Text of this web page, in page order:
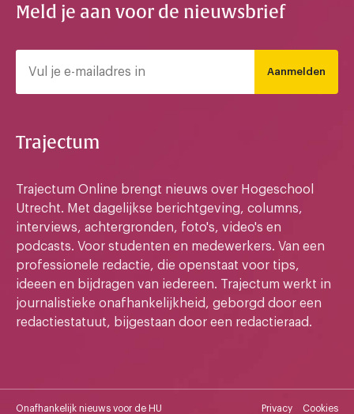
Meld je aan voor de nieuwsbrief
Aanmelden
Trajectum
Trajectum Online brengt nieuws over Hogeschool
Utrecht. Met dagelijkse berichtgeving, columns,
interviews, achtergronden, foto's, video's en
podcasts. Voor studenten en medewerkers. Van een
professionele redactie, die openstaat voor tips,
ideeen en bijdragen van iedereen. Trajectum werkt in
journalistieke onafhankelijkheid, geborgd door een
redactiestatuut, bijgestaan door een redactieraad.
Onafhankelijk nieuws voor de HU Privacy Cookies